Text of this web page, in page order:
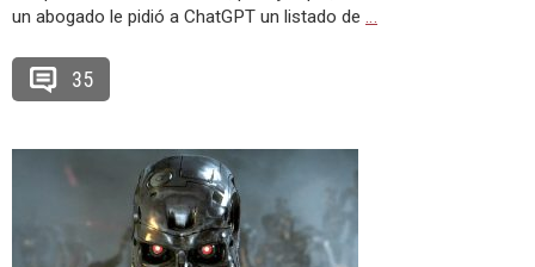
un abogado le pidió a ChatGPT un listado de …
35